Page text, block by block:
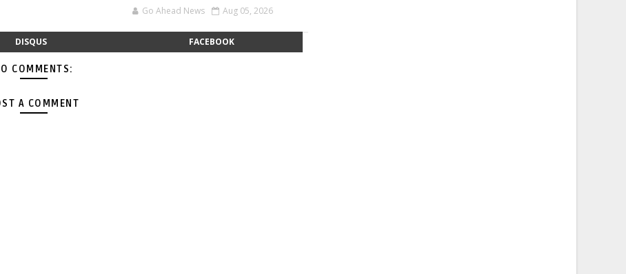
Go Ahead News Aug 05, 2026
DISQUS FACEBOOK
COMMENTS:
A COMMENT